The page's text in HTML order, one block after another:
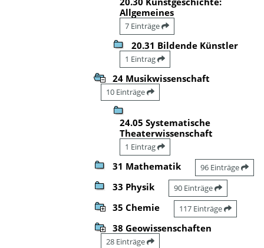
Allgemeines
7 Einträge
20.31 Bildende Künstler
1 Eintrag
24 Musikwissenschaft
10 Einträge
24.05 Systematische
Theaterwissenschaft
1 Eintrag
31 Mathematik 96 Einträge
33 Physik 90 Einträge
35 Chemie 117 Einträge
38 Geowissenschaften
28 Einträge